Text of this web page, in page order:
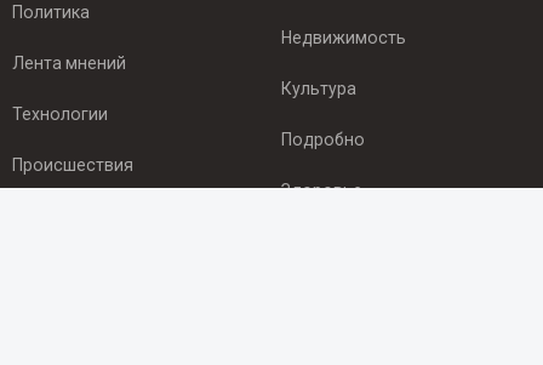
Политика
Лента мнений
Технологии
Происшествия
Недвижимость
Культура
Подробно
Здоровье